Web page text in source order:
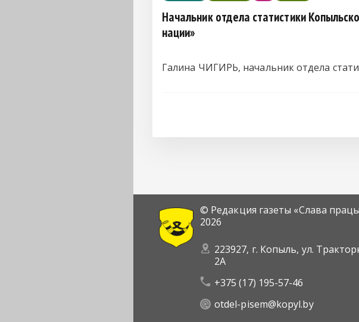
Начальник отдела статистики
нации»
Галина ЧИГИРЬ, начальник отдела
© Редакция газеты «Слава
2026
223927, г. Копыль, ул.
2А
+375 (17) 195-57-46
otdel-pisem@kopyl.by